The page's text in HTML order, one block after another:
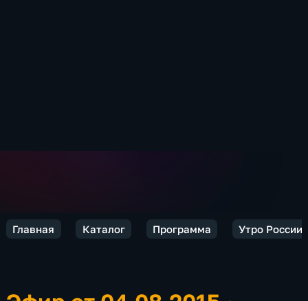
Главная Каталог Программа Утро России